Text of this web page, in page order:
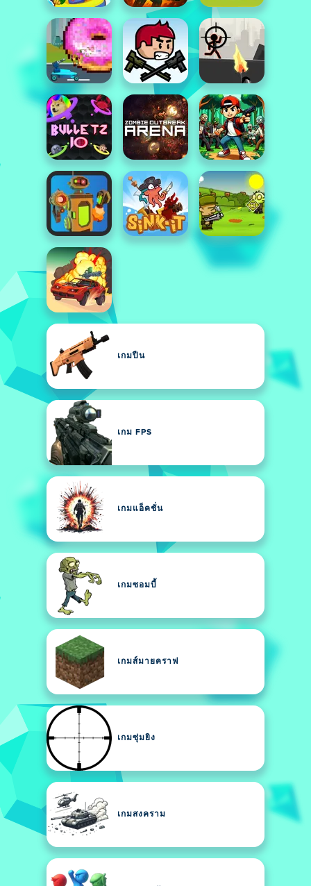
เกมปืน
เกม FPS
เกมแอ็คชั่น
เกมซอมบี้
เกมส์มายคราฟ
เกมซุ่มยิง
เกมสงคราม